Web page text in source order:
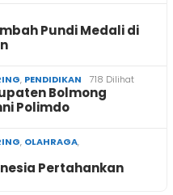
Pundi Medali di
, PENDIDIKAN 718 Dilihat
Bolmong
Polimdo
, OLAHRAGA,
Pertahankan